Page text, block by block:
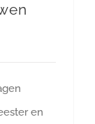
en